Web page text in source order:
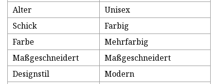
Alter
Unisex
Schick
Farbig
Farbe
Mehrfarbig
Maßgeschneidert
Maßgeschneidert
Designstil
Modern